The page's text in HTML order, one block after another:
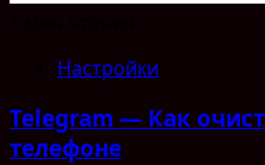
Настройки
Telegram — Как
телефоне